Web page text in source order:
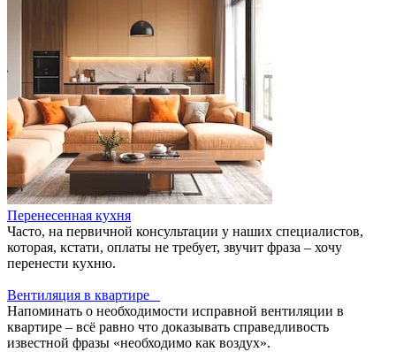
Перенесенная кухня
Часто, на первичной консультации у наших специалистов,
которая, кстати, оплаты не требует, звучит фраза – хочу
перенести кухню.
Вентиляция в квартире
Напоминать о необходимости исправной вентиляции в
квартире – всё равно что доказывать справедливость
известной фразы «необходимо как воздух».